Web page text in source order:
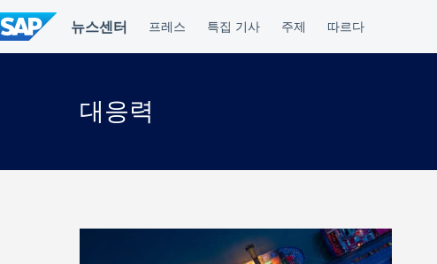
텐
츠
건
대응력